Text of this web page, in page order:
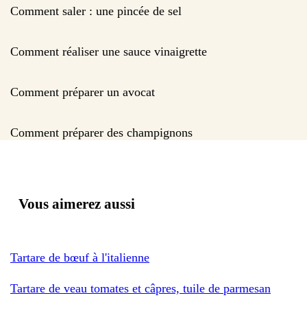
Comment saler : une pincée de sel
Comment réaliser une sauce vinaigrette
Comment préparer un avocat
Comment préparer des champignons
Vous aimerez aussi
Tartare de bœuf à l'italienne
Tartare de veau tomates et câpres, tuile de parmesan